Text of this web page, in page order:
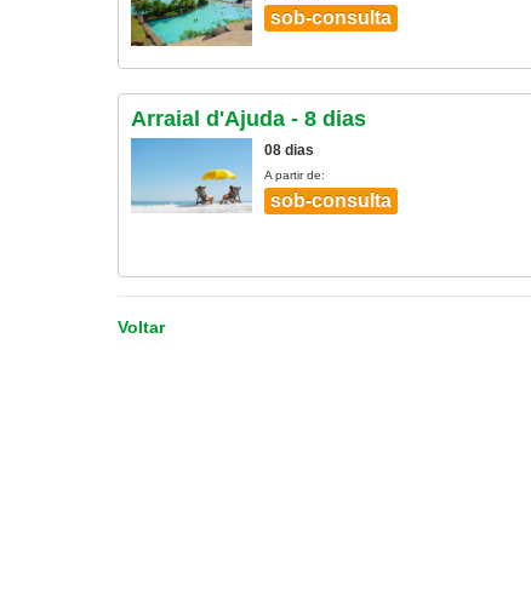
sob-consulta
Arraial d'Ajuda - 8 dias
08 dias
A partir de:
sob-consulta
Voltar